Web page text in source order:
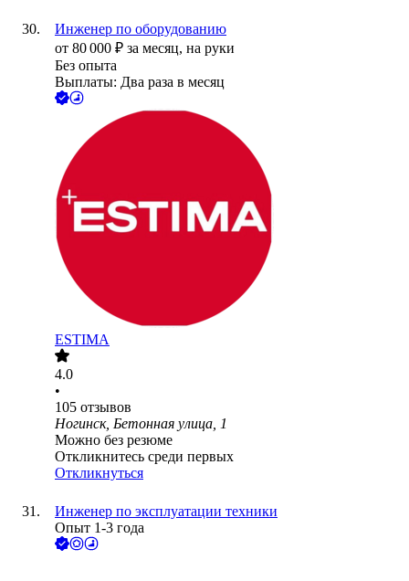
Инженер по оборудованию
от 80 000 ₽ за месяц, на руки
Без опыта
Выплаты: Два раза в месяц
ESTIMA
4.0
•
105 отзывов
Ногинск, Бетонная улица, 1
Можно без резюме
Откликнитесь среди первых
Откликнуться
Инженер по эксплуатации техники
Опыт 1-3 года